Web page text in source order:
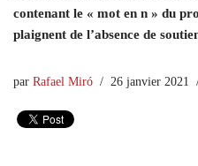
contenant le « mot en n » du
plaignent de l’absence de
par Rafael Miró 26 janvier 2021